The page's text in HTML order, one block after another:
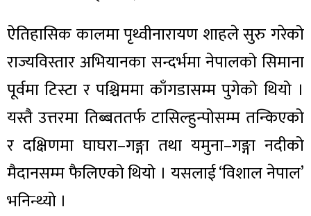
ऐतिहासिक कालमा पृथ्वीनारायण शाहले सुरु गरेको
राज्यविस्तार अभियानका सन्दर्भमा नेपालको सिमाना
पूर्वमा टिस्टा र पश्चिममा काँगडासम्म पुगेको थियो ।
यस्तै उत्तरमा तिब्बततर्फ टासिल्हुन्पोसम्म तन्किएको
र दक्षिणमा घाघरा–गङ्गा तथा यमुना–गङ्गा नदीको
मैदानसम्म फैलिएको थियो । यसलाई ‘विशाल नेपाल’
भनिन्थ्यो ।